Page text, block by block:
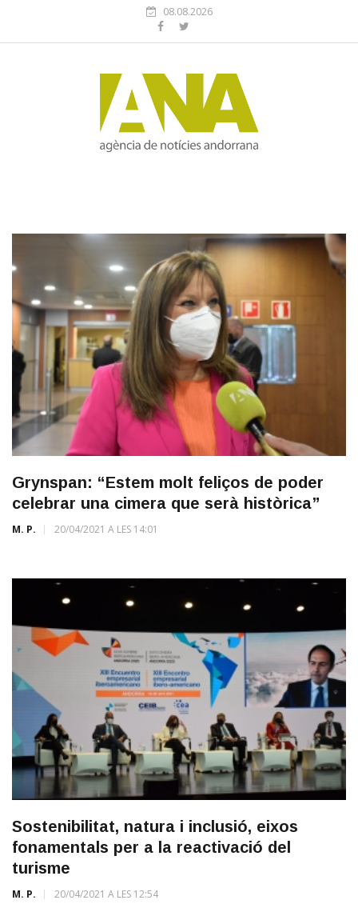
08.08.2026
Grynspan: “Estem molt feliços de poder
celebrar una cimera que serà històrica”
M. P. 20/04/2021 A LES 14:01
Sostenibilitat, natura i inclusió, eixos
fonamentals per a la reactivació del
turisme
M. P. 20/04/2021 A LES 12:54